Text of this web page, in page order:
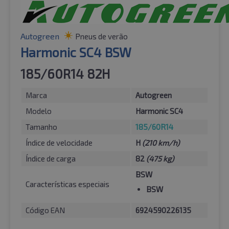
Autogreen Pneus de verão
Harmonic SC4 BSW
185/60R14 82H
Marca
Autogreen
Modelo
Harmonic SC4
Tamanho
185/60R14
Índice de velocidade
H (210 km/h)
Índice de carga
82 (475 kg)
Características especiais
BSW
BSW
Código EAN 6924590226135